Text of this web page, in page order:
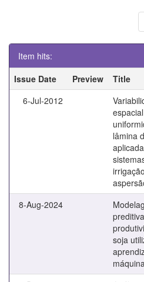
Item hits:
Issue Date
Preview Title
6-Jul-2012
lâmina
8-Aug-2024
soja
máquina